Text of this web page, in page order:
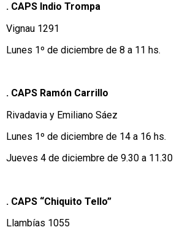
. CAPS Indio Trompa
Vignau 1291
Lunes 1º de diciembre de 8 a 11 hs.
. CAPS Ramón Carrillo
Rivadavia y Emiliano Sáez
Lunes 1º de diciembre de 14 a 16 hs.
Jueves 4 de diciembre de 9.30 a 11.30
. CAPS “Chiquito Tello”
Llambías 1055